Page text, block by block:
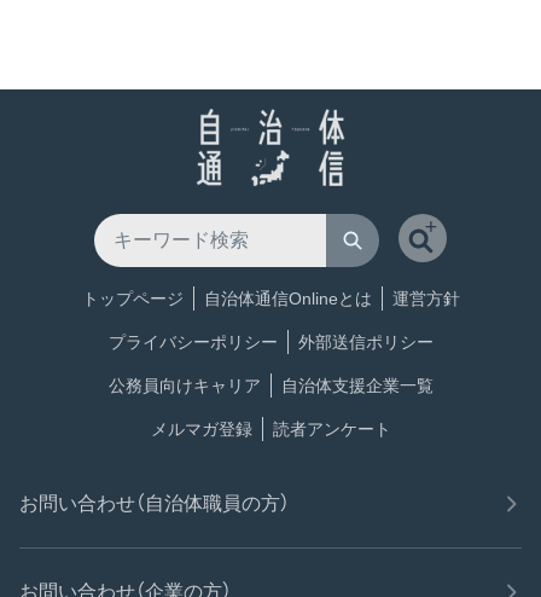
トップページ 自治体通信Onlineとは 運営方針
プライバシーポリシー 外部送信ポリシー
公務員向けキャリア 自治体支援企業一覧
メルマガ登録 読者アンケート
お問い合わせ（自治体職員の方）
お問い合わせ（企業の方）